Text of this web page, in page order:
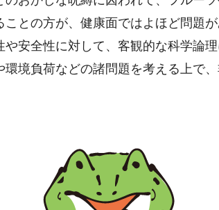
ことの方が、健康面ではよほど問題が
や安全性に対して、客観的な科学論
環境負荷などの諸問題を考える上で